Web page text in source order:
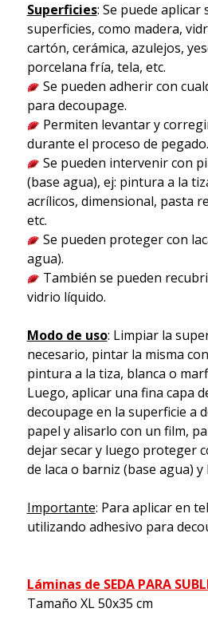
Superficies: Se puede
superficies, como madera,
cartón, cerámica, azulejos,
porcelana fría, tela, etc.
Se pueden adherir con
para decoupage.
Permiten levantar y
durante el proceso de pegado.
Se pueden intervenir con
(base agua), ej: pintura a la
acrílicos, dimensional, pasta
etc.
Se pueden proteger con
agua).
También se pueden
vidrio líquido.
Modo de uso: Limpiar la
necesario, pintar la misma
pintura a la tiza, blanca o
Luego, aplicar una fina capa
decoupage en la superficie a
papel y alisarlo con un film,
dejar secar y luego proteger
de laca o barniz (base agua) y
Importante: Para aplicar en
utilizando adhesivo para
Láminas de SEDA PARA
Tamaño XL 50x35 cm